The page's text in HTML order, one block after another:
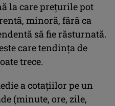
la care preţurile pot
minoră, fără ca
să fie răsturnată.
care tendinţa de
trece.
a cotațiilor pe un
(minute, ore, zile,